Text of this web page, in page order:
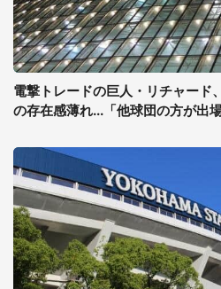
電撃トレードの巨人・リチャード
の存在感薄れ...「他球団の方が出